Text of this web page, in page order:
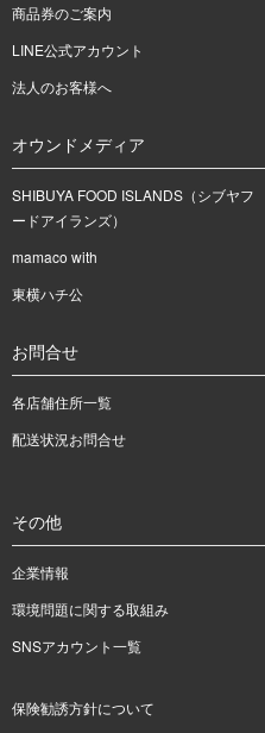
商品券のご案内
LINE公式アカウント
法人のお客様へ
オウンドメディア
SHIBUYA FOOD ISLANDS（シブヤフ
ードアイランズ）
mamaco with
東横ハチ公
お問合せ
各店舗住所一覧
配送状況お問合せ
その他
企業情報
環境問題に関する取組み
SNSアカウント一覧
保険勧誘方針について